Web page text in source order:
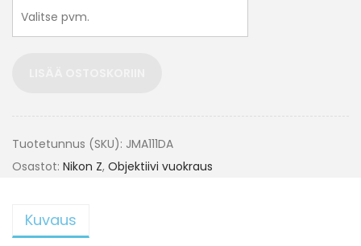
Tuotetunnus (SKU): JMA111DA
Osastot: Nikon Z, Objektiivi vuokraus
Kuvaus